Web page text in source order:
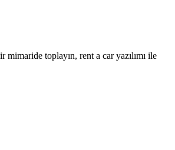
toplayın, rent a car yazılımı ile